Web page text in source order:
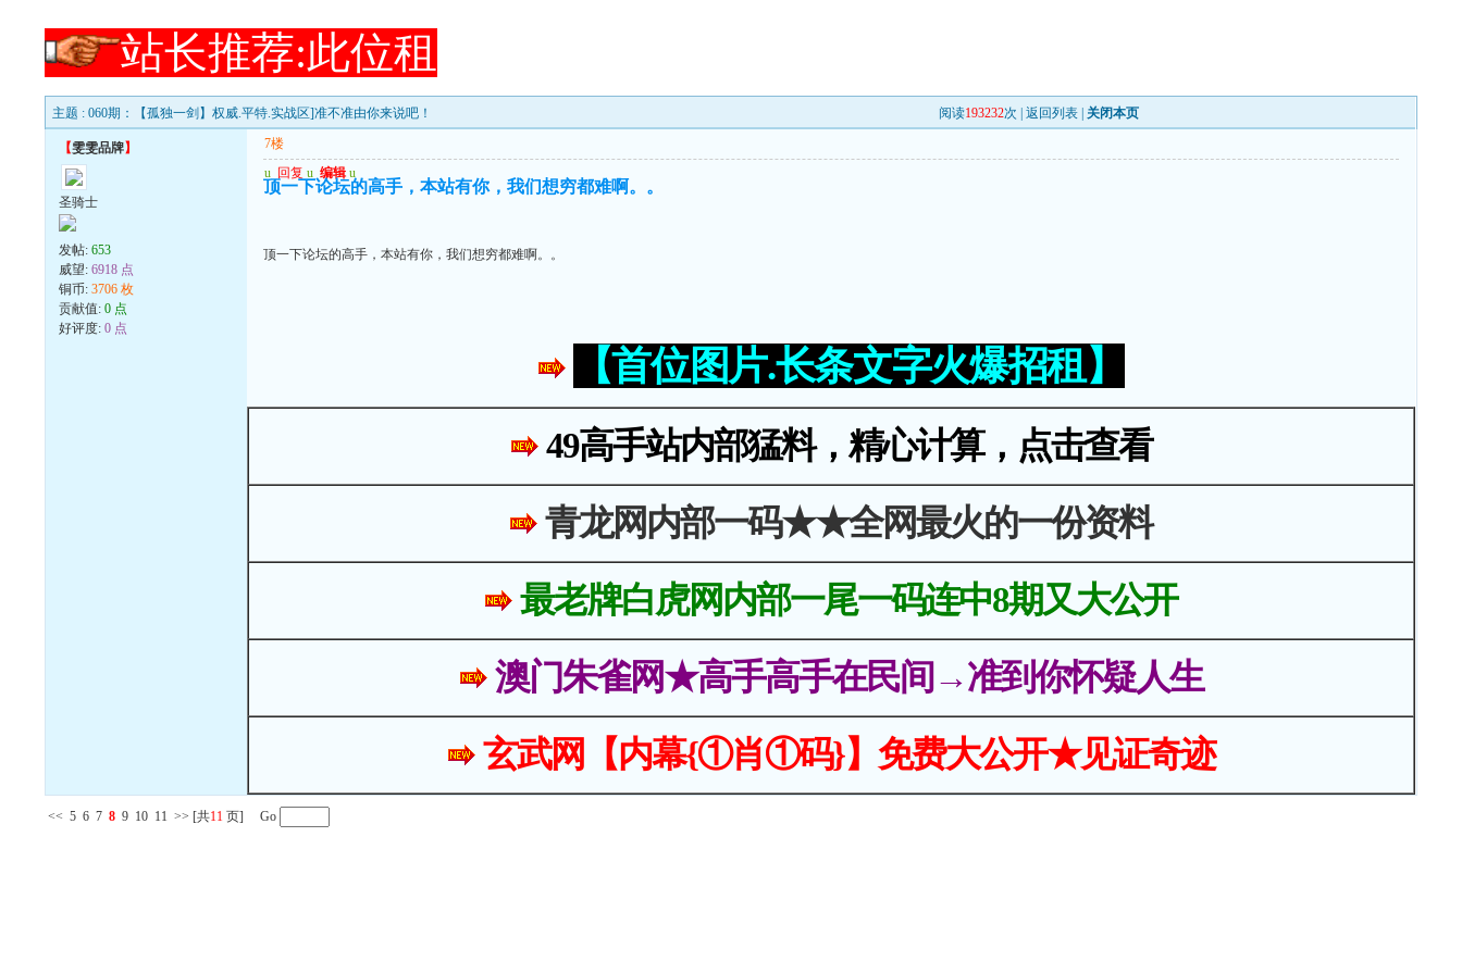
站长推荐:此位租
主题 : 060期：【孤独一剑】权威.平特.实战区]准不准由你来说吧！ 阅读193232次 |返回列表 关闭本页
【雯雯品牌】
圣骑士
发帖:653
威望:6918 点
铜币:3706 枚
贡献值:0 点
好评度:0 点
7楼
u 回复 u 编辑 u
顶一下论坛的高手，本站有你，我们想穷都难啊。。
顶一下论坛的高手，本站有你，我们想穷都难啊。。
【首位图片.长条文字火爆招租】
49高手站内部猛料，精心计算，点击查看
青龙网内部一码★★全网最火的一份资料
最老牌白虎网内部一尾一码连中8期又大公开
澳门朱雀网★高手高手在民间→准到你怀疑人生
玄武网【内幕{①肖①码}】免费大公开★见证奇迹
<< 5 6 7 8 9 10 11 >> [共11 页] Go